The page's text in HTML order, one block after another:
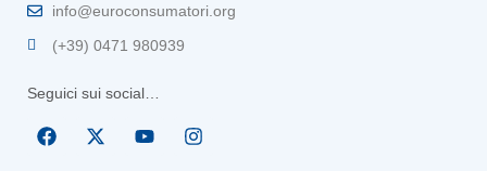
info@euroconsumatori.org
(+39) 0471 980939
Seguici sui social…